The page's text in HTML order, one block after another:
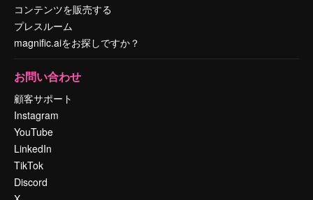
コンテンツを販売する
プレスルーム
magnific.aiをお探しですか？
お問い合わせ
顧客サポート
Instagram
YouTube
LinkedIn
TikTok
Discord